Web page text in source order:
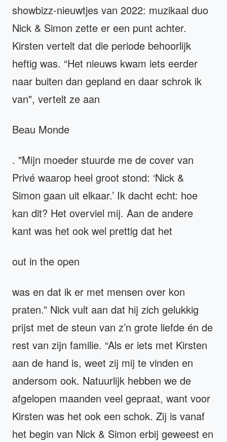
showbizz-nieuwtjes van 2022: muzikaal duo
Nick & Simon zette er een punt achter.
Kirsten vertelt dat die periode behoorlijk
heftig was. “Het nieuws kwam iets eerder
naar buiten dan gepland en daar schrok ik
van", vertelt ze aan
Beau Monde
. "Mijn moeder stuurde me de cover van
Privé waarop heel groot stond: ‘Nick &
Simon gaan uit elkaar.’ Ik dacht echt: hoe
kan dit? Het overviel mij. Aan de andere
kant was het ook wel prettig dat het
out in the open
was en dat ik er met mensen over kon
praten.” Nick vult aan dat hij zich gelukkig
prijst met de steun van z’n grote liefde én de
rest van zijn familie. “Als er iets met Kirsten
aan de hand is, weet zij mij te vinden en
andersom ook. Natuurlijk hebben we de
afgelopen maanden veel gepraat, want voor
Kirsten was het ook een schok. Zij is vanaf
het begin van Nick & Simon erbij geweest en